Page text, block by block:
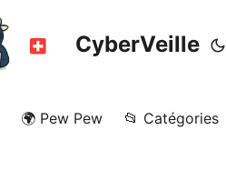
CyberVeille
🌍 Pew Pew 📂 Catégories